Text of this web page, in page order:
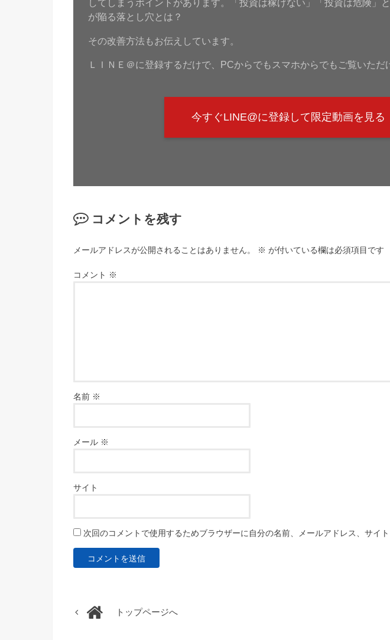
してしまうポイントがあります。「投資は稼げない」「投資は危険」
が陥る落とし穴とは？
その改善方法もお伝えしています。
ＬＩＮＥ＠に登録するだけで、PCからでもスマホからでもご覧いただ
今すぐLINE@に登録して限定動画を見る
コメントを残す
メールアドレスが公開されることはありません。 ※ が付いている欄は必須項目です
コメント ※
名前 ※
メール ※
サイト
次回のコメントで使用するためブラウザーに自分の名前、メールアドレス、サイト
トップページへ